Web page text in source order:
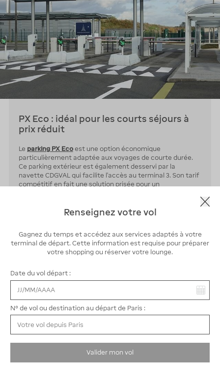
PX Eco : idéal pour les courts séjours à
prix réduit
Le parking PX Ecoest une option économique
particulièrement adaptée aux voyages de courte durée.
Ce parking extérieur est également desservi par la
navette CDGVAL qui facilite l’accès au terminal 3. Son tarif
compétitif en fait une solution prisée pour un
Des emplacements PMR sont disponibles à proximité des
Réserver au PX Eco
Les avantages du parking ECO à Paris-
CDG
Renseignez votre vol
Gagnez du temps et accédez aux services adaptés à votre
terminal de départ. Cette information est requise pour préparer
votre shopping ou réserver votre lounge.
Date du vol départ :
N° de vol ou destination au départ de Paris :
Valider mon vol